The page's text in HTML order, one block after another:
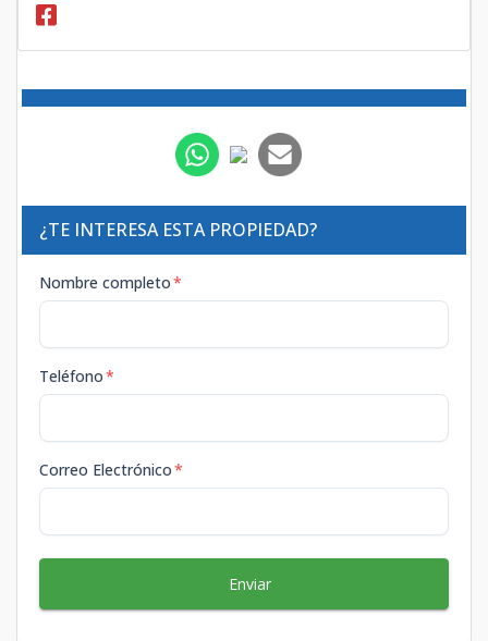
¿TE INTERESA ESTA PROPIEDAD?
Nombre completo*
Teléfono*
Correo Electrónico*
Enviar